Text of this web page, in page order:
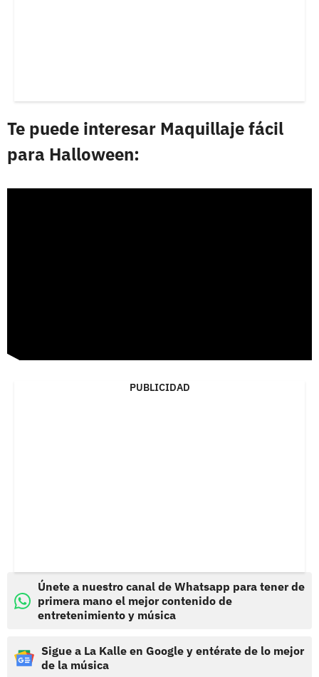
Te puede interesar Maquillaje fácil
para Halloween:
PUBLICIDAD
Únete a nuestro canal de Whatsapp para tener de
primera mano el mejor contenido de
entretenimiento y música
Sigue a La Kalle en Google y entérate de lo mejor
de la música